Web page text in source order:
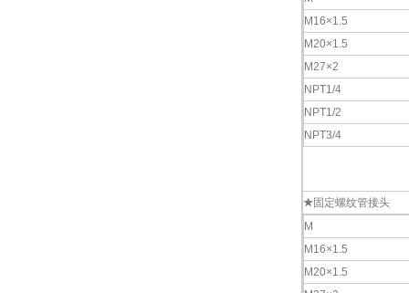
M16×1.5
M20×1.5
M27×2
NPT1/4
NPT1/2
NPT3/4
★固定螺纹管接头
M
M16×1.5
M20×1.5